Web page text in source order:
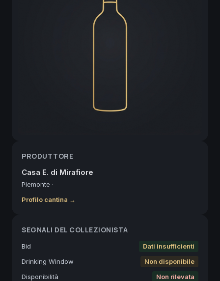
PRODUTTORE
Casa E. di Mirafiore
Piemonte ·
Profilo cantina →
SEGNALI DEL COLLEZIONISTA
Bid
Dati insufficienti
Drinking Window
Non disponibile
Disponibilità
Non rilevata